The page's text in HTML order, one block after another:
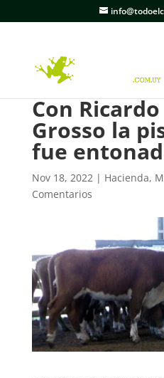
Con
Grosso la
fue
Nov 18, 2022| Hacienda,
Comentarios